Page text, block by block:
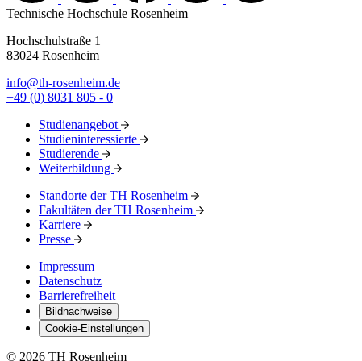
Technische Hochschule Rosenheim
Hochschulstraße 1
83024 Rosenheim
info@th-rosenheim.de
+49 (0) 8031 805 - 0
Studienangebot
Studieninteressierte
Studierende
Weiterbildung
Standorte der TH Rosenheim
Fakultäten der TH Rosenheim
Karriere
Presse
Impressum
Datenschutz
Barrierefreiheit
Bildnachweise
Cookie-Einstellungen
© 2026 TH Rosenheim